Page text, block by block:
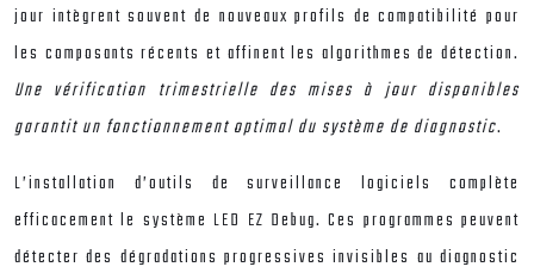
jour intègrent souvent de nouveaux profils de compatibilité pour
les composants récents et affinent les algorithmes de détection.
Une vérification trimestrielle des mises à jour disponibles
garantit un fonctionnement optimal du système de diagnostic.
L’installation d’outils de surveillance logiciels complète
efficacement le système LED EZ Debug. Ces programmes peuvent
détecter des dégradations progressives invisibles au diagnostic